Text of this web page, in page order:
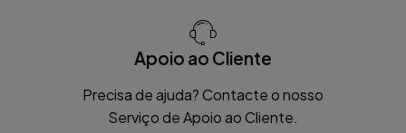
Apoio ao Cliente
Precisa de ajuda? Contacte o nosso
Serviço de Apoio ao Cliente.